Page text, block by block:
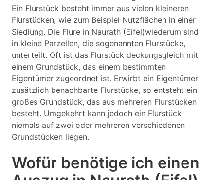
Ein Flurstück besteht immer aus vielen kleineren
Flurstücken, wie zum Beispiel Nutzflächen in einer
Siedlung. Die Flure in Naurath (Eifel)wiederum sind
in kleine Parzellen, die sogenannten Flurstücke,
unterteilt. Oft ist das Flurstück deckungsgleich mit
einem Grundstück, das einem bestimmten
Eigentümer zugeordnet ist. Erwirbt ein Eigentümer
zusätzlich benachbarte Flurstücke, so entsteht ein
großes Grundstück, das aus mehreren Flurstücken
besteht. Umgekehrt kann jedoch ein Flurstück
niemals auf zwei oder mehreren verschiedenen
Grundstücken liegen.
Wofür benötige ich einen